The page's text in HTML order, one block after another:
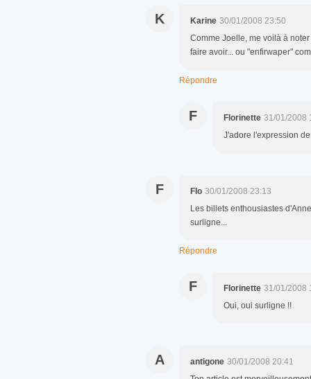
K Karine 30/01/2008 23:50
Comme Joelle, me voilà à
faire avoir... ou "enfirwaper"
Répondre
F Florinette 31/01/2008
J'adore l'expression
F Flo 30/01/2008 23:13
Les billets enthousiastes
surligne...
Répondre
F Florinette 31/01/2008
Oui, oui surligne !!
A antigone 30/01/2008 20:41